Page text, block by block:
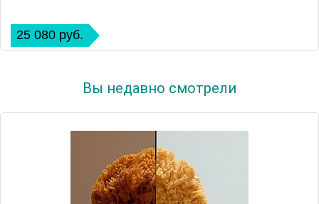
25 080 руб.
Вы недавно смотрели